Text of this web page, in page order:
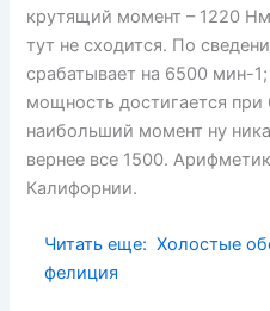
крутящий момент – 1220
тут не сходится. По
срабатывает на 6500 мин-
мощность достигается
наибольший момент ну
вернее все 1500.
Калифорнии.
Читать еще: Холостые
фелиция